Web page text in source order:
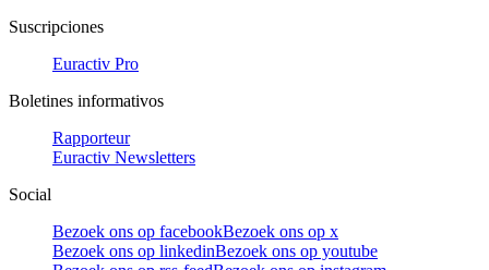
Suscripciones
Euractiv Pro
Boletines informativos
Rapporteur
Euractiv Newsletters
Social
Bezoek ons op facebookBezoek ons op x
Bezoek ons op linkedinBezoek ons op youtube